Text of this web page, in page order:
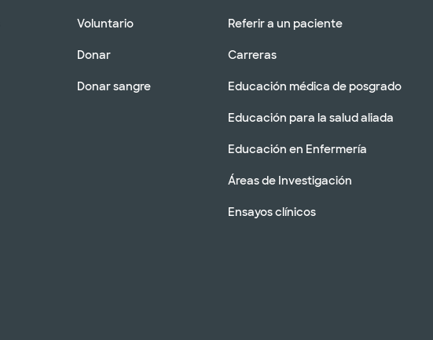
Voluntario
Donar
Donar sangre
Referir a un paciente
Carreras
Educación médica de posgrado
Educación para la salud aliada
Educación en Enfermería
Áreas de Investigación
Ensayos clínicos